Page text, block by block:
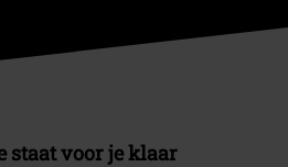
staat voor je klaar